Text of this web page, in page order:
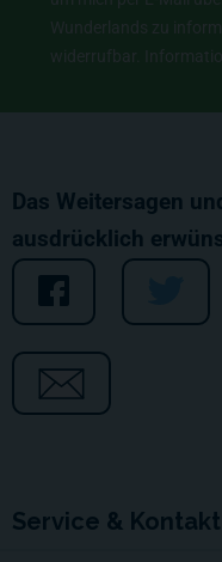
Das Weitersagen
ausdrücklich
Service & Kontakt